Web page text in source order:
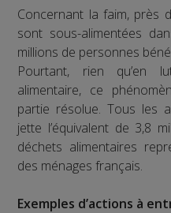
Concernant la faim, près
sont sous-alimentées
millions de personnes
Pourtant, rien qu’en
alimentaire, ce
partie résolue. Tous les
jette l’équivalent de 3,8
déchets alimentaires
des ménages français.
Exemples d’actions à